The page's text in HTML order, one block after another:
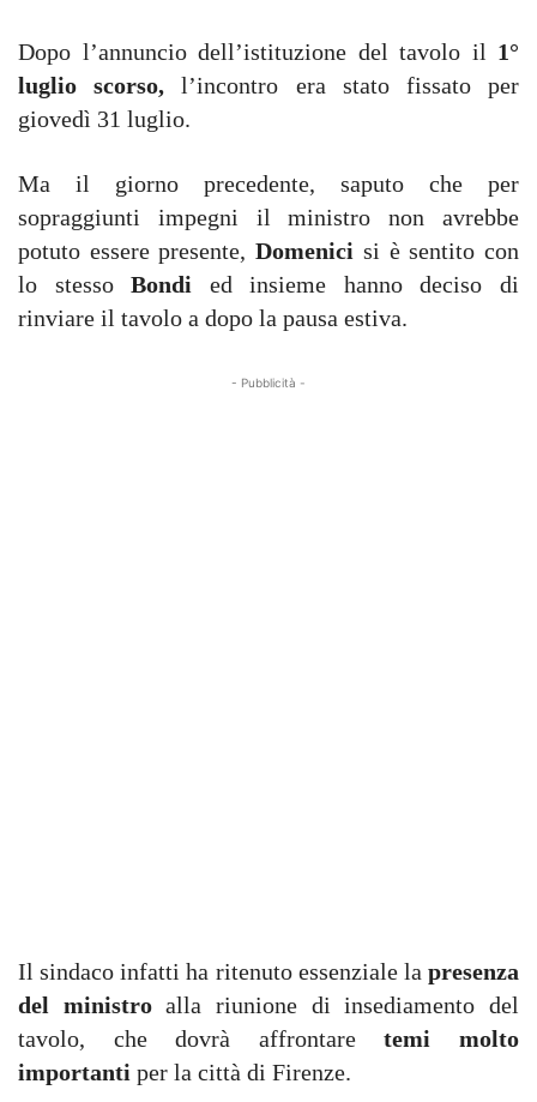
Dopo l’annuncio dell’istituzione del tavolo il 1°
luglio scorso, l’incontro era stato fissato per
giovedì 31 luglio.
Ma il giorno precedente, saputo che per
sopraggiunti impegni il ministro non avrebbe
potuto essere presente,Domenici si è sentito con
lo stessoBondi ed insieme hanno deciso di
rinviare il tavolo a dopo la pausa estiva.
- Pubblicità -
Il sindaco infatti ha ritenuto essenziale la presenza
del ministroalla riunione di insediamento del
tavolo, che dovrà affrontaretemi molto
importanti per la città di Firenze.